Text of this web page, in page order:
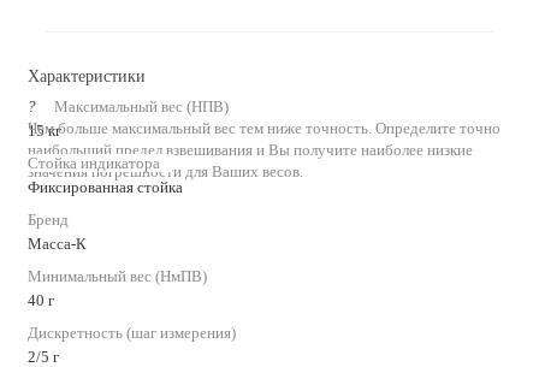
Характеристики
?
Чем больше максимальный вес тем ниже точность. Определите точно
наибольший предел взвешивания и Вы получите наиболее низкие
значения погрешности для Ваших весов.
Максимальный вес (НПВ)
15 кг
Стойка индикатора
Фиксированная стойка
Бренд
Масса-К
Минимальный вес (НмПВ)
40 г
Дискретность (шаг измерения)
2/5 г